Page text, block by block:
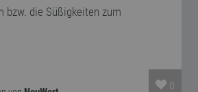
bzw. die Süßigkeiten zum
0